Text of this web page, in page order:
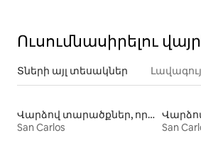
Ուսումնասիրելու
Տների այլ տեսակներ
Վարձով տարածքներ, որտեղ թույլատրվում է մնալ տնային կենդանիների հետ
San Carlos
San